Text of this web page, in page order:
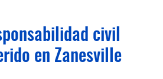
civil
en Zanesville